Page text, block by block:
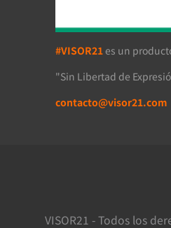
#VISOR21 es un
"Sin Libertad de
contacto@visor21.com
VISOR21 - Todos los